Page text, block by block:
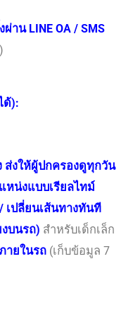
าน LINE OA / SMS
ด้):
งให้ผู้ปกครองดูทุกวัน
หน่งแบบเรียลไทม์
เปลี่ยนเส้นทางทันที
บนรถ) สำหรับเด็กเล็ก
ายในรถ (เก็บข้อมูล 7